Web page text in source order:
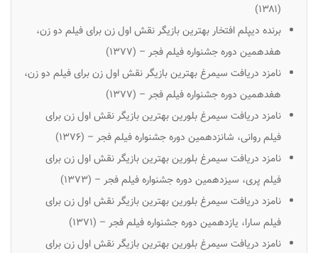
(۱۳۸۱)
برنده دیپلم افتخار بهترین بازیگر نقش اول زن برای فیلم دو زن،
هفدهمین دوره جشنواره فیلم فجر – (۱۳۷۷)
نامزد دریافت سیمرغ بهترین بازیگر نقش اول زن برای فیلم دو زن،
هفدهمین دوره جشنواره فیلم فجر – (۱۳۷۷)
نامزد دریافت سیمرغ بلورین بهترین بازیگر نقش اول زن برای
فیلمروانی، شانزدهمین دوره جشنواره فیلم فجر – (۱۳۷۶)
نامزد دریافت سیمرغ بلورین بهترین بازیگر نقش اول زن برای
فیلم پری، سیزدهمین دوره جشنواره فیلم فجر – (۱۳۷۳)
نامزد دریافت سیمرغ بلورین بهترین بازیگر نقش اول زن برای
فیلم سارا، یازدهمین دوره جشنواره فیلم فجر – (۱۳۷۱)
نامزد دریافت سیمرغ بلورین بهترین بازیگر نقش اول زن برای